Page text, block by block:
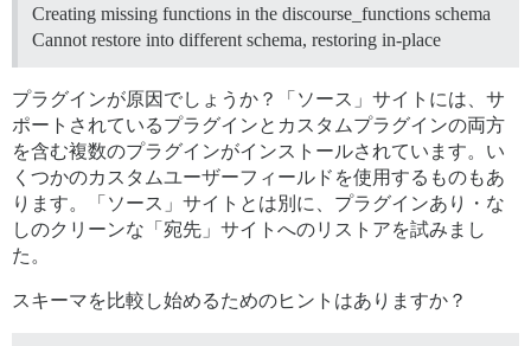
Creating missing functions in the discourse_functions schema
Cannot restore into different schema, restoring in-place
プラグインが原因でしょうか？「ソース」サイトには、サ
ポートされているプラグインとカスタムプラグインの両方
を含む複数のプラグインがインストールされています。い
くつかのカスタムユーザーフィールドを使用するものもあ
ります。「ソース」サイトとは別に、プラグインあり・な
しのクリーンな「宛先」サイトへのリストアを試みまし
た。
スキーマを比較し始めるためのヒントはありますか？